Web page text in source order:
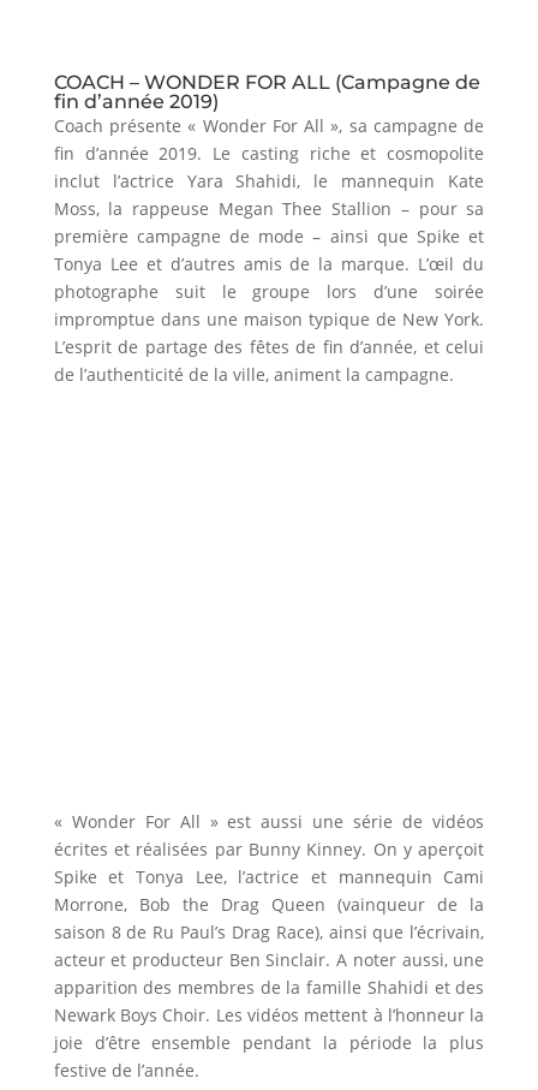
COACH – WONDER FOR ALL (Campagne de
fin d’année 2019)
Coach présente « Wonder For All », sa campagne de
fin d’année 2019. Le casting riche et cosmopolite
inclut l’actrice Yara Shahidi, le mannequin Kate
Moss, la rappeuse Megan Thee Stallion – pour sa
première campagne de mode – ainsi que Spike et
Tonya Lee et d’autres amis de la marque. L’œil du
photographe suit le groupe lors d’une soirée
impromptue dans une maison typique de New York.
L’esprit de partage des fêtes de fin d’année, et celui
de l’authenticité de la ville, animent la campagne.
« Wonder For All » est aussi une série de vidéos
écrites et réalisées par Bunny Kinney. On y aperçoit
Spike et Tonya Lee, l’actrice et mannequin Cami
Morrone, Bob the Drag Queen (vainqueur de la
saison 8 de Ru Paul’s Drag Race), ainsi que l’écrivain,
acteur et producteur Ben Sinclair. A noter aussi, une
apparition des membres de la famille Shahidi et des
Newark Boys Choir. Les vidéos mettent à l’honneur la
joie d’être ensemble pendant la période la plus
festive de l’année.